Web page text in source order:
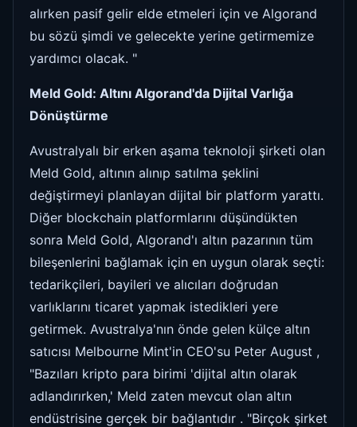
alırken pasif gelir elde etmeleri için ve Algorand
bu sözü şimdi ve gelecekte yerine getirmemize
yardımcı olacak. "
Meld Gold: Altını Algorand'da Dijital Varlığa
Dönüştürme
Avustralyalı bir erken aşama teknoloji şirketi olan
Meld Gold, altının alınıp satılma şeklini
değiştirmeyi planlayan dijital bir platform yarattı.
Diğer blockchain platformlarını düşündükten
sonra Meld Gold, Algorand'ı altın pazarının tüm
bileşenlerini bağlamak için en uygun olarak seçti:
tedarikçileri, bayileri ve alıcıları doğrudan
varlıklarını ticaret yapmak istedikleri yere
getirmek. Avustralya'nın önde gelen külçe altın
satıcısı Melbourne Mint'in CEO'su Peter August ,
"Bazıları kripto para birimi 'dijital altın olarak
adlandırırken,' Meld zaten mevcut olan altın
endüstrisine gerçek bir bağlantıdır . "Birçok şirket